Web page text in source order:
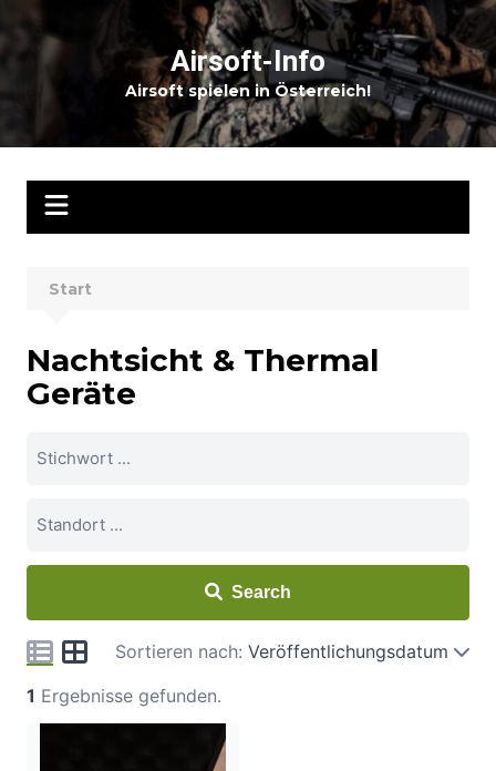
Inhalt
springen
Airsoft-Info
Airsoft spielen in Österreich!
Start
Nachtsicht & Thermal
Geräte
Search
Sortieren nach: Veröffentlichungsdatum
1 Ergebnisse gefunden.